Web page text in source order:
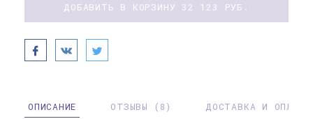
ДОБАВИТЬ В КОРЗИНУ 32 123 РУБ.
ОПИСАНИЕ ОТЗЫВЫ (8) ДОСТАВКА И ОПЛАТА